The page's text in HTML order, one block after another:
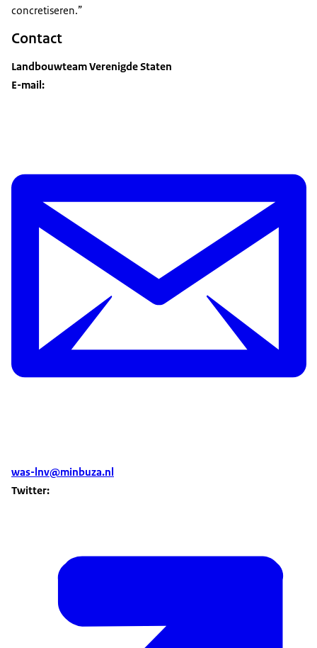
concretiseren.”
Contact
Landbouwteam Verenigde Staten
E-mail:
was-lnv@minbuza.nl
Twitter: